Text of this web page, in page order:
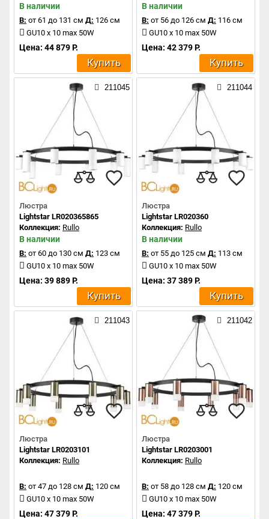
В наличии
В: от 61 до 131 см Д: 126 см
GU10 x 10 max 50W
Цена: 44 879 Р.
Купить
В наличии
В: от 56 до 126 см Д: 116 см
GU10 x 10 max 50W
Цена: 42 379 Р.
Купить
211045
Люстра
Lightstar LR020365865
Коллекция: Rullo
В наличии
В: от 60 до 130 см Д: 123 см
GU10 x 10 max 50W
Цена: 39 889 Р.
Купить
211044
Люстра
Lightstar LR020360
Коллекция: Rullo
В наличии
В: от 55 до 125 см Д: 113 см
GU10 x 10 max 50W
Цена: 37 389 Р.
Купить
211043
Люстра
Lightstar LR0203101
Коллекция: Rullo
В: от 47 до 128 см Д: 120 см
GU10 x 10 max 50W
Цена: 47 379 Р.
211042
Люстра
Lightstar LR0203001
Коллекция: Rullo
В: от 58 до 128 см Д: 120 см
GU10 x 10 max 50W
Цена: 47 379 Р.